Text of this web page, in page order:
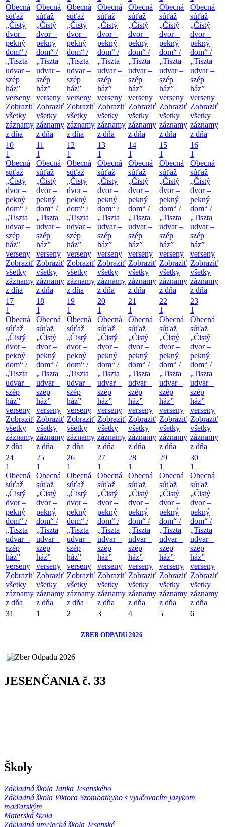
Obecná
súťaž
„Čistý
dvor –
pekný
dom“ /
„Tiszta
udvar –
szép
ház”
verseny
Zobraziť
všetky
záznamy
z dňa
Obecná
súťaž
„Čistý
dvor –
pekný
dom“ /
„Tiszta
udvar –
szép
ház”
verseny
Zobraziť
všetky
záznamy
z dňa
Obecná
súťaž
„Čistý
dvor –
pekný
dom“ /
„Tiszta
udvar –
szép
ház”
verseny
Zobraziť
všetky
záznamy
z dňa
Obecná
súťaž
„Čistý
dvor –
pekný
dom“ /
„Tiszta
udvar –
szép
ház”
verseny
Zobraziť
všetky
záznamy
z dňa
Obecná
súťaž
„Čistý
dvor –
pekný
dom“ /
„Tiszta
udvar –
szép
ház”
verseny
Zobraziť
všetky
záznamy
z dňa
Obecná
súťaž
„Čistý
dvor –
pekný
dom“ /
„Tiszta
udvar –
szép
ház”
verseny
Zobraziť
všetky
záznamy
z dňa
Obecná
súťaž
„Čistý
dvor –
pekný
dom“ /
„Tiszta
udvar –
szép
ház”
verseny
Zobraziť
všetky
záznamy
z dňa
10
1
Obecná
súťaž
„Čistý
dvor –
pekný
dom“ /
„Tiszta
udvar –
szép
ház”
verseny
Zobraziť
všetky
záznamy
z dňa
11
1
Obecná
súťaž
„Čistý
dvor –
pekný
dom“ /
„Tiszta
udvar –
szép
ház”
verseny
Zobraziť
všetky
záznamy
z dňa
12
1
Obecná
súťaž
„Čistý
dvor –
pekný
dom“ /
„Tiszta
udvar –
szép
ház”
verseny
Zobraziť
všetky
záznamy
z dňa
13
1
Obecná
súťaž
„Čistý
dvor –
pekný
dom“ /
„Tiszta
udvar –
szép
ház”
verseny
Zobraziť
všetky
záznamy
z dňa
14
1
Obecná
súťaž
„Čistý
dvor –
pekný
dom“ /
„Tiszta
udvar –
szép
ház”
verseny
Zobraziť
všetky
záznamy
z dňa
15
1
Obecná
súťaž
„Čistý
dvor –
pekný
dom“ /
„Tiszta
udvar –
szép
ház”
verseny
Zobraziť
všetky
záznamy
z dňa
16
1
Obecná
súťaž
„Čistý
dvor –
pekný
dom“ /
„Tiszta
udvar –
szép
ház”
verseny
Zobraziť
všetky
záznamy
z dňa
17
1
Obecná
súťaž
„Čistý
dvor –
pekný
dom“ /
„Tiszta
udvar –
szép
ház”
verseny
Zobraziť
všetky
záznamy
z dňa
18
1
Obecná
súťaž
„Čistý
dvor –
pekný
dom“ /
„Tiszta
udvar –
szép
ház”
verseny
Zobraziť
všetky
záznamy
z dňa
19
1
Obecná
súťaž
„Čistý
dvor –
pekný
dom“ /
„Tiszta
udvar –
szép
ház”
verseny
Zobraziť
všetky
záznamy
z dňa
20
1
Obecná
súťaž
„Čistý
dvor –
pekný
dom“ /
„Tiszta
udvar –
szép
ház”
verseny
Zobraziť
všetky
záznamy
z dňa
21
1
Obecná
súťaž
„Čistý
dvor –
pekný
dom“ /
„Tiszta
udvar –
szép
ház”
verseny
Zobraziť
všetky
záznamy
z dňa
22
1
Obecná
súťaž
„Čistý
dvor –
pekný
dom“ /
„Tiszta
udvar –
szép
ház”
verseny
Zobraziť
všetky
záznamy
z dňa
23
1
Obecná
súťaž
„Čistý
dvor –
pekný
dom“ /
„Tiszta
udvar –
szép
ház”
verseny
Zobraziť
všetky
záznamy
z dňa
24
1
Obecná
súťaž
„Čistý
dvor –
pekný
dom“ /
„Tiszta
udvar –
szép
ház”
verseny
Zobraziť
všetky
záznamy
z dňa
25
1
Obecná
súťaž
„Čistý
dvor –
pekný
dom“ /
„Tiszta
udvar –
szép
ház”
verseny
Zobraziť
všetky
záznamy
z dňa
26
1
Obecná
súťaž
„Čistý
dvor –
pekný
dom“ /
„Tiszta
udvar –
szép
ház”
verseny
Zobraziť
všetky
záznamy
z dňa
27
1
Obecná
súťaž
„Čistý
dvor –
pekný
dom“ /
„Tiszta
udvar –
szép
ház”
verseny
Zobraziť
všetky
záznamy
z dňa
28
1
Obecná
súťaž
„Čistý
dvor –
pekný
dom“ /
„Tiszta
udvar –
szép
ház”
verseny
Zobraziť
všetky
záznamy
z dňa
29
1
Obecná
súťaž
„Čistý
dvor –
pekný
dom“ /
„Tiszta
udvar –
szép
ház”
verseny
Zobraziť
všetky
záznamy
z dňa
30
1
Obecná
súťaž
„Čistý
dvor –
pekný
dom“ /
„Tiszta
udvar –
szép
ház”
verseny
Zobraziť
všetky
záznamy
z dňa
31
1 2 3 4 5 6
ZBER ODPADU 2026
JESENČANIA č. 33
Školy
Základná škola Janka Jesenského
Základná škola Viktora Szombathyho s vyučovacím jazykom
maďarským
Materská škola
Základná umelecká škola Jesenské